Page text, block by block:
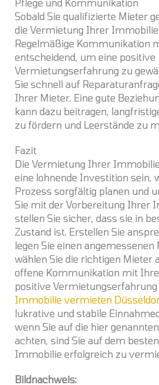
Pflege und Kommunikation
Sobald Sie qualifizierte Mieter
die Vermietung Ihrer
Regelmäßige Kommunikation
entscheidend, um eine positive
Vermietungserfahrung zu
Sie schnell auf
Ihrer Mieter. Eine gute
kann dazu beitragen,
zu fördern und Leerstände zu
Fazit
Die Vermietung Ihrer
eine lohnende Investition sein,
Prozess sorgfältig planen und
Sie mit der Vorbereitung Ihrer
stellen Sie sicher, dass sie in
Zustand ist. Erstellen Sie
legen Sie einen
wählen Sie die richtigen Mieter
offene Kommunikation mit
positive Vermietungserfahrung
Immobilie vermieten
lukrative und stabile
wenn Sie auf die hier
achten, sind Sie auf dem
Immobilie erfolgreich zu
Bildnachweis: